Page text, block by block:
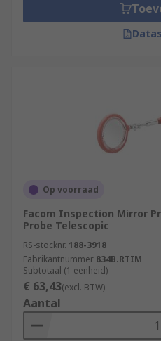
Op voorraad
Facom Inspection Mirror
Probe Telescopic
RS-stocknr. 188-3918
Fabrikantnummer 834B.RTIM
Subtotaal (1 eenheid)
€ 63,43(excl. BTW)
Aantal